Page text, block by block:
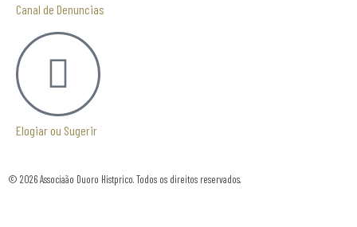
Canal de Denuncias
Elogiar ou Sugerir
© 2026 Associaão Duoro Histprico. Todos os direitos reservados.